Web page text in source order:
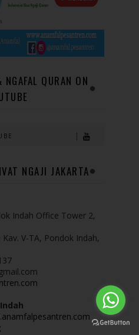
QURAN ON
NGAJI JAKARTA
Indah Office Tower 2,
V-TA, Pondok Indah,